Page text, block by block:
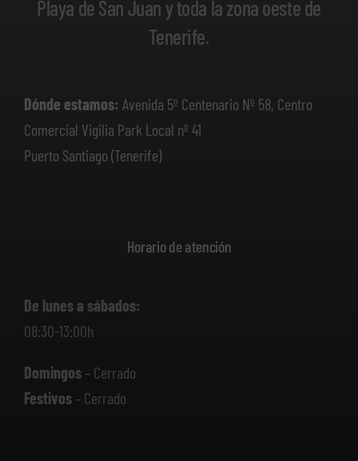
Playa de San Juan y toda la zona oeste de
Tenerife.
Dónde estamos: Avenida 5º Centenario Nº 58, Centro
Comercial Vigilia Park Local nº 41
Puerto Santiago (Tenerife)
Horario de atención
De lunes a sábados:
08:30-13:00h
Domingos– Cerrado
Festivos– Cerrado